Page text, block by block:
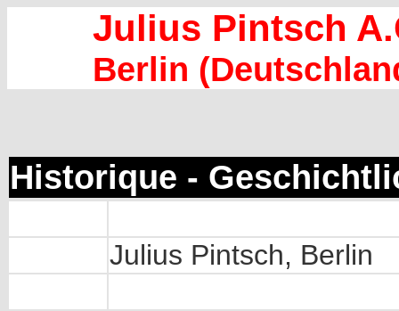
Julius Pintsch
Berlin
Historique -
Julius Pintsch, Berlin